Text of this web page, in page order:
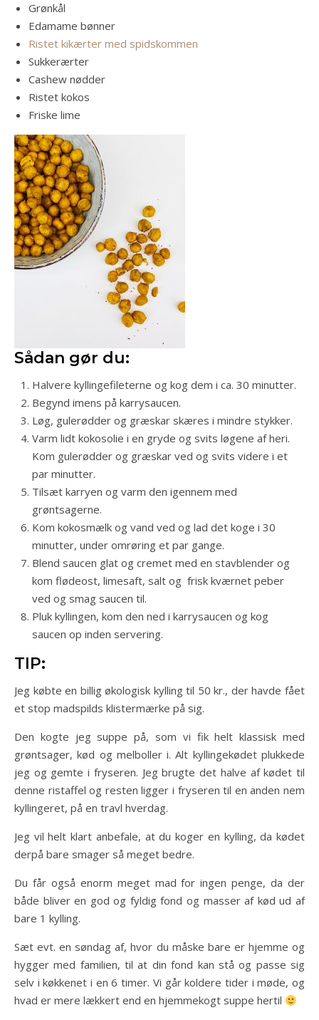
Grønkål
Edamame bønner
Ristet kikærter med spidskommen
Sukkerærter
Cashew nødder
Ristet kokos
Friske lime
Sådan gør du:
Halvere kyllingefileterne og kog dem i ca. 30 minutter.
Begynd imens på karrysaucen.
Løg, gulerødder og græskar skæres i mindre stykker.
Varm lidt kokosolie i en gryde og svits løgene af heri.
Kom gulerødder og græskar ved og svits videre i et
par minutter.
Tilsæt karryen og varm den igennem med
grøntsagerne.
Kom kokosmælk og vand ved og lad det koge i 30
minutter, under omrøring et par gange.
Blend saucen glat og cremet med en stavblender og
kom flødeost, limesaft, salt og frisk kværnet peber
ved og smag saucen til.
Pluk kyllingen, kom den ned i karrysaucen og kog
saucen op inden servering.
TIP:
Jeg købte en billig økologisk kylling til 50 kr., der havde fået
et stop madspilds klistermærke på sig.
Den kogte jeg suppe på, som vi fik helt klassisk med
grøntsager, kød og melboller i. Alt kyllingekødet plukkede
jeg og gemte i fryseren. Jeg brugte det halve af kødet til
denne ristaffel og resten ligger i fryseren til en anden nem
kyllingeret, på en travl hverdag.
Jeg vil helt klart anbefale, at du koger en kylling, da kødet
derpå bare smager så meget bedre.
Du får også enorm meget mad for ingen penge, da der
både bliver en god og fyldig fond og masser af kød ud af
bare 1 kylling.
Sæt evt. en søndag af, hvor du måske bare er hjemme og
hygger med familien, til at din fond kan stå og passe sig
selv i køkkenet i en 6 timer. Vi går koldere tider i møde, og
hvad er mere lækkert end en hjemmekogt suppe hertil